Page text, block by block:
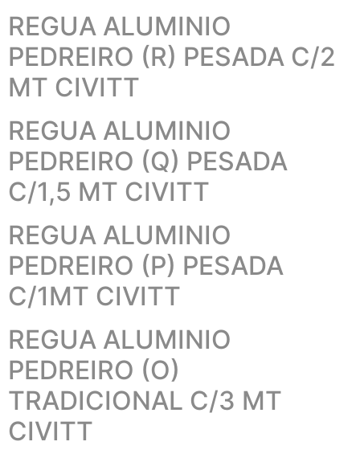
REGUA ALUMINIO
PEDREIRO (R) PESADA C/2
MT CIVITT
REGUA ALUMINIO
PEDREIRO (Q) PESADA
C/1,5 MT CIVITT
REGUA ALUMINIO
PEDREIRO (P) PESADA
C/1MT CIVITT
REGUA ALUMINIO
PEDREIRO (O)
TRADICIONAL C/3 MT
CIVITT